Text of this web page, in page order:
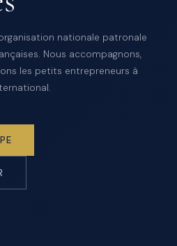
nationale patronale
Nous accompagnons,
les petits entrepreneurs à